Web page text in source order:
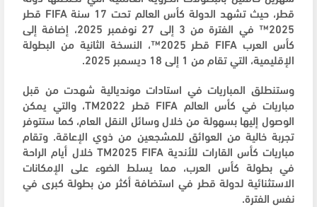
قطر، حيث تشهد الدولة كأس العالم تحت 17 سنة
FIFA قطر
2025™ في الفترة من 3 إلى 27 نوفمبر 2025، إضافة إلى
كأس العربFIFA
قطر 2025™، النسخة الثانية من البطولة
الإقليمية، التي تقام من 1 إلى 18 ديسمبر 2025
.
وستنطلق المباريات في استادات مونديالية شهدت من قبل
مباريات في كأس العالم FIFA قطر 2022 TM، والتي يمكن
الوصول إليها بسهولة من خلال وسائل النقل العام، كما ستتوفر
تجربة خالية من العوائق للمشجعين من ذوي الإعاقة. وتقام
مباريات كأس القارات للأندية FIFA
TM خلال أيام الراحة
في بطولة كأس العرب، مما يسلط الضوء على الإمكانات
الاستثنائية لدولة قطر في استضافة أكثر من بطولة كبرى في
نفس الفترة.